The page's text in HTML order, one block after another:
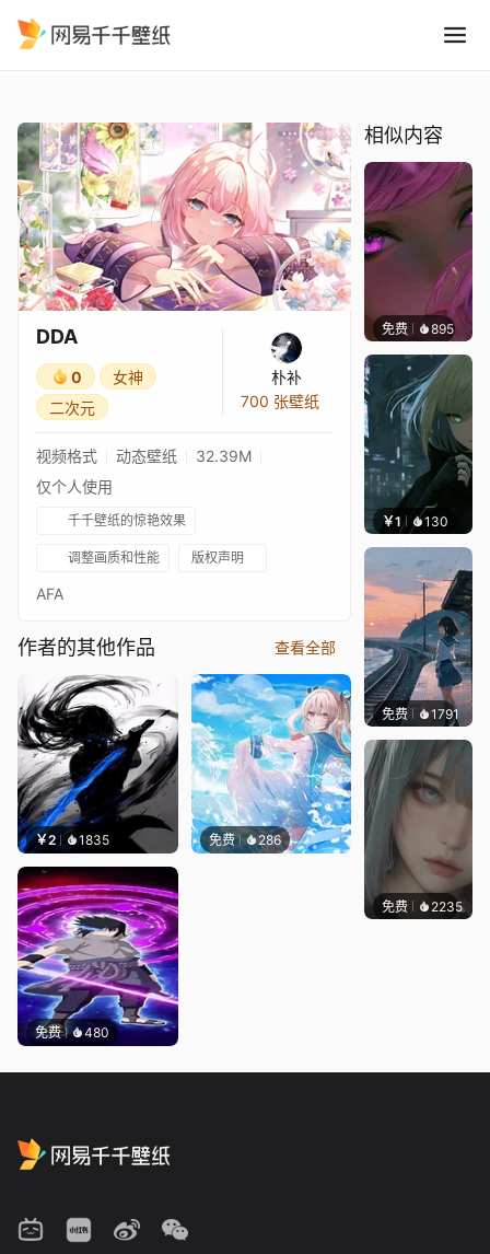
DDA
0
女神
二次元
朴补
700 张壁纸
视频格式 动态壁纸
32.39M
仅个人使用
千千壁纸的惊艳效果
调整画质和性能 版权声明
AFA
作者的其他作品 查看全部
￥2 1835 免费 286
免费 480
相似内容
免费 895辰东
￥1 130
免费 1791辰东
免费 2235辰东